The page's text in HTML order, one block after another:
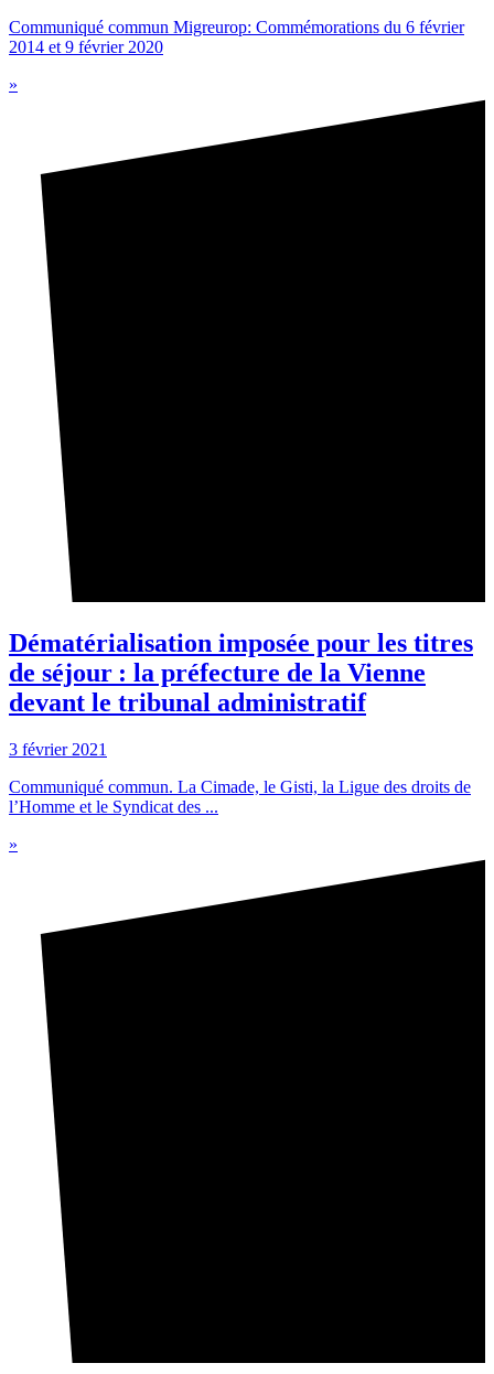
Communiqué commun Migreurop: Commémorations du 6 février
2014 et 9 février 2020
»
Dématérialisation imposée pour les titres
de séjour : la préfecture de la Vienne
devant le tribunal administratif
3 février 2021
Communiqué commun. La Cimade, le Gisti, la Ligue des droits de
l’Homme et le Syndicat des ...
»